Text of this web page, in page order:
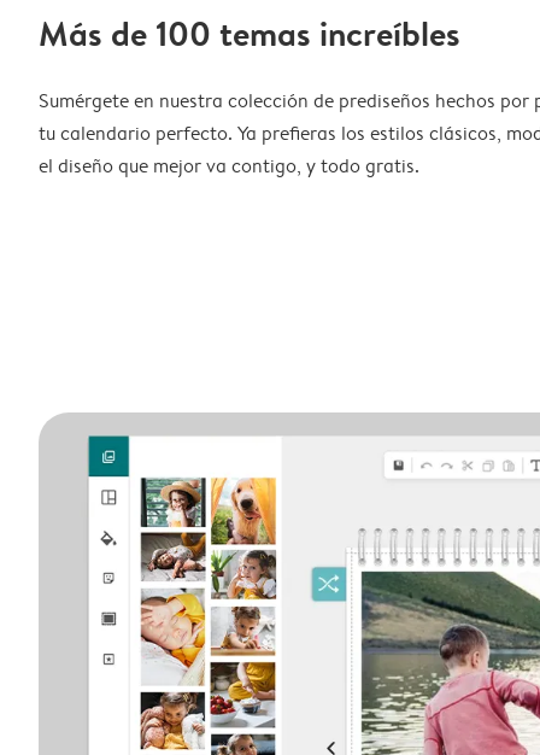
Más de 100 temas increíbles
Sumérgete en nuestra colección de prediseños hechos
tu calendario perfecto. Ya prefieras los estilos clásicos,
el diseño que mejor va contigo, y todo gratis.